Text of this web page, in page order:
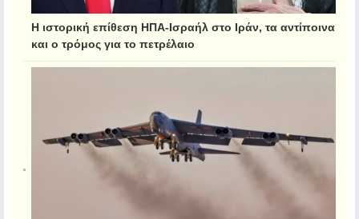
Η ιστορική επίθεση ΗΠΑ-Ισραήλ στο Ιράν, τα αντίποινα
και ο τρόμος για το πετρέλαιο